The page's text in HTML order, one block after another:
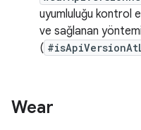
uyumluluğu kontrol
ve sağlanan yöntemi
(
Wear